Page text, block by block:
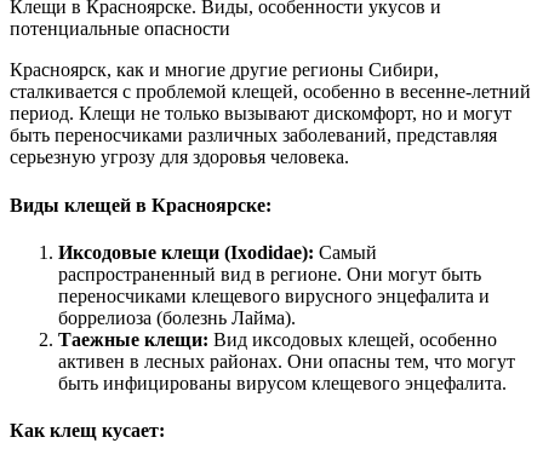
Клещи в Красноярске. Виды, особенности укусов и
потенциальные опасности
Красноярск, как и многие другие регионы Сибири,
сталкивается с проблемой клещей, особенно в весенне-летний
период. Клещи не только вызывают дискомфорт, но и могут
быть переносчиками различных заболеваний, представляя
серьезную угрозу для здоровья человека.
Виды клещей в Красноярске:
Иксодовые клещи (Ixodidae): Самый
распространенный вид в регионе. Они могут быть
переносчиками клещевого вирусного энцефалита и
боррелиоза (болезнь Лайма).
Таежные клещи: Вид иксодовых клещей, особенно
активен в лесных районах. Они опасны тем, что могут
быть инфицированы вирусом клещевого энцефалита.
Как клещ кусает: